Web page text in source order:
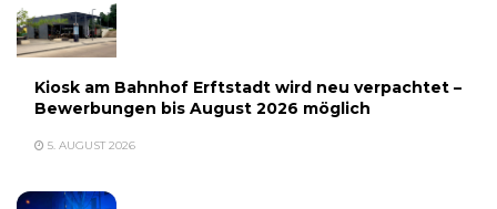
Kiosk am Bahnhof Erftstadt wird neu verpachtet –
Bewerbungen bis August 2026 möglich
5. AUGUST 2026